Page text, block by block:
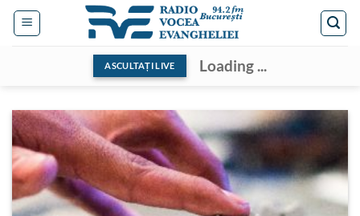
Skip
ASCULTAȚI LIVE Loading ...